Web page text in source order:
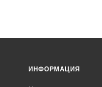
ИНФОРМАЦИЯ